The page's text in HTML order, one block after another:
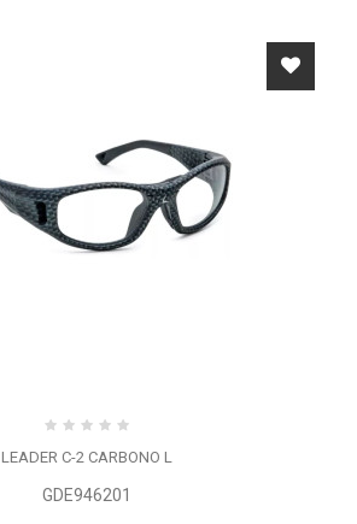
LEADER C-2 CARBONO L
GDE946201